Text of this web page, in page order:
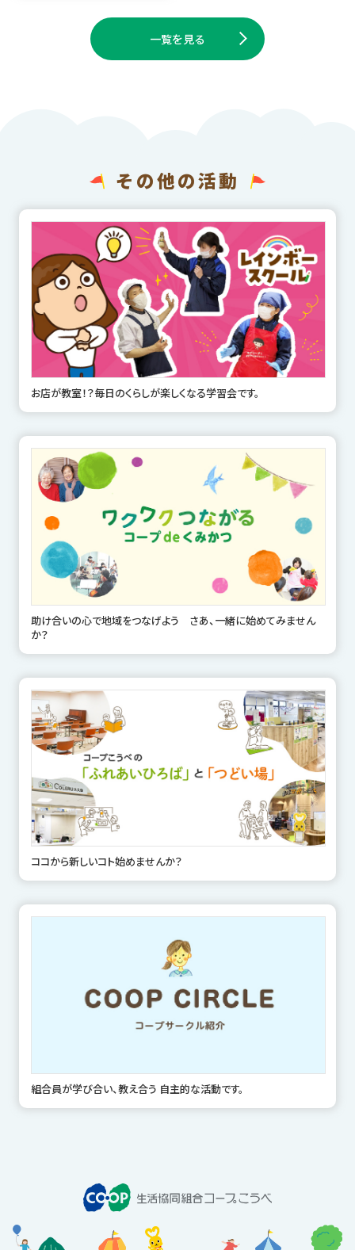
一覧を見る
その他の活動
お店が教室！？毎日のくらしが楽しくなる学習会です。
助け合いの心で地域をつなげよう さあ、一緒に始めてみません
か？
ココから新しいコト始めませんか？
組合員が学び合い、教え合う 自主的な活動です。